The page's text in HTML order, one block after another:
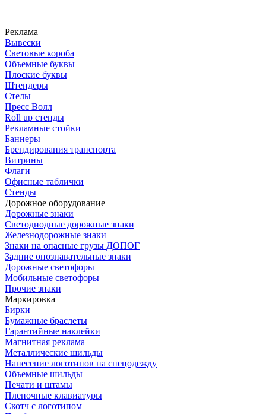
Реклама
Вывески
Световые короба
Объемные буквы
Плоские буквы
Штендеры
Стелы
Пресс Волл
Roll up стенды
Рекламные стойки
Баннеры
Брендирования транспорта
Витрины
Флаги
Офисные таблички
Стенды
Дорожное оборудование
Дорожные знаки
Светодиодные дорожные знаки
Железнодорожные знаки
Знаки на опасные грузы ДОПОГ
Задние опознавательные знаки
Дорожные светофоры
Мобильные светофоры
Прочие знаки
Маркировка
Бирки
Бумажные браслеты
Гарантийные наклейки
Магнитная реклама
Металлические шильды
Нанесение логотипов на спецодежду
Объемные шильды
Печати и штамы
Пленочные клавиатуры
Скотч с логотипом